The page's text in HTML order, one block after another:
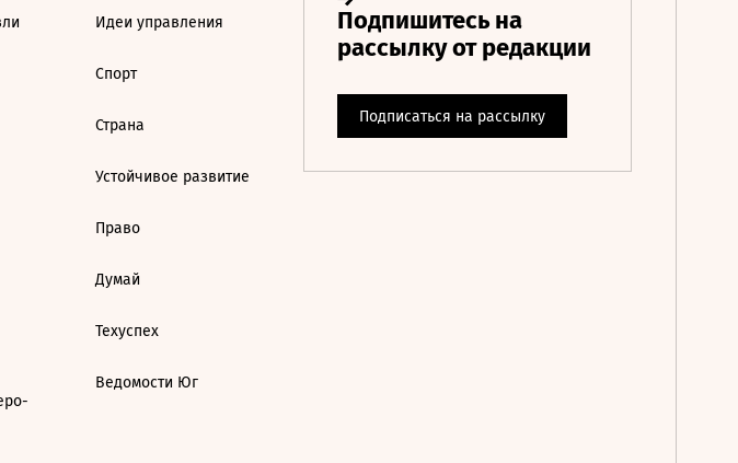
Идеи управления
Спорт
Страна
Устойчивое развитие
Право
Думай
Техуспех
Ведомости Юг